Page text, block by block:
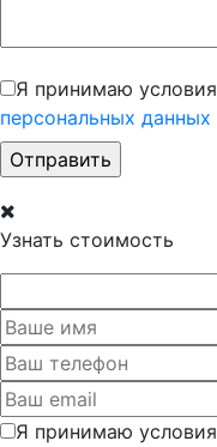
Я принимаю условия
персональных данных
Узнать стоимость
Я принимаю условия